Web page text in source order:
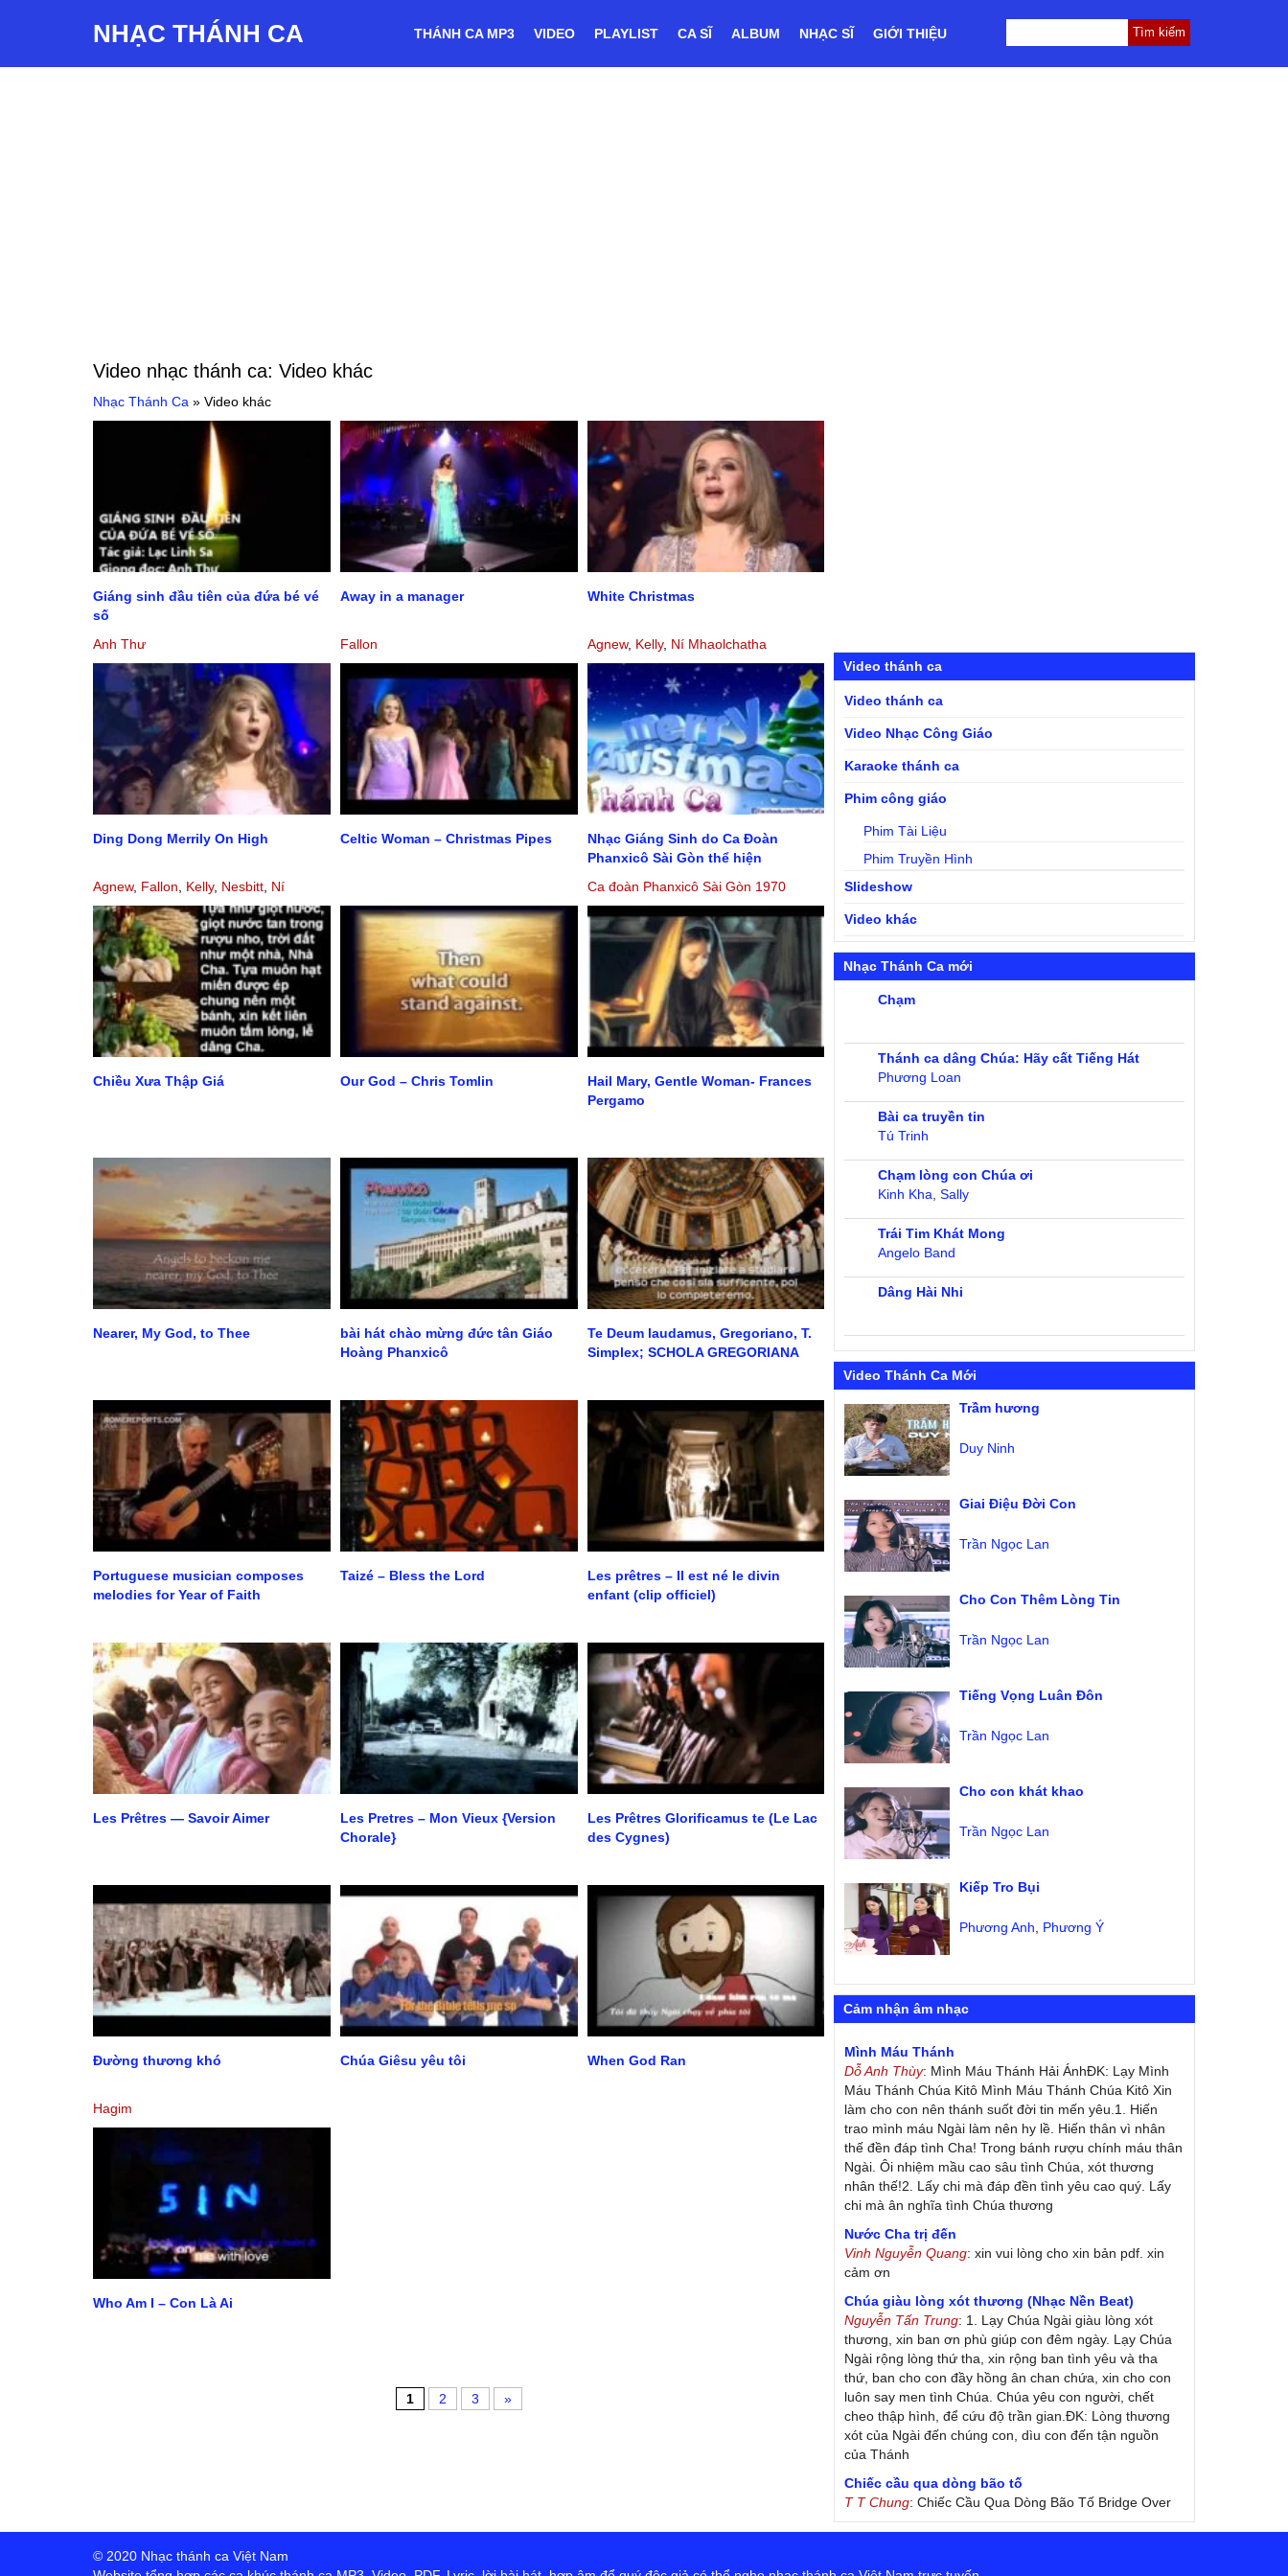
NHẠC THÁNH CA THÁNH CA MP3 VIDEO PLAYLIST CA SĨ ALBUM NHẠC SĨ GIỚI THIỆU
Video nhạc thánh ca: Video khác
Nhạc Thánh Ca » Video khác
Giáng sinh đầu tiên của đứa bé vé
số
Anh Thư
Away in a manager
Fallon
White Christmas
Agnew, Kelly, Ní Mhaolchatha
Ding Dong Merrily On High
Agnew, Fallon Kelly, Nesbitt Ní
Mhaolchatha
Celtic Woman – Christmas Pipes
Nhạc Giáng Sinh do Ca Đoàn
Phanxicô Sài Gòn thể hiện
Ca đoàn Phanxicô Sài Gòn 1970
Chiều Xưa Thập Giá Our God – Chris Tomlin
Hail Mary, Gentle Woman- Frances
Pergamo
Nearer, My God, to Thee
bài hát chào mừng đức tân Giáo
Hoàng Phanxicô
Te Deum laudamus, Gregoriano, T.
Simplex; SCHOLA GREGORIANA
Portuguese musician composes
melodies for Year of Faith
Taizé – Bless the Lord
Les prêtres – Il est né le divin
enfant (clip officiel)
Les Prêtres — Savoir Aimer
Les Pretres – Mon Vieux {Version
Chorale}
Les Prêtres Glorificamus te (Le Lac
des Cygnes)
Đường thương khó
Hagim
Chúa Giêsu yêu tôi When God Ran
Who Am I – Con Là Ai
1 2 3 »
Video thánh ca
Video thánh ca
Video Nhạc Công Giáo
Karaoke thánh ca
Phim công giáo
Phim Tài Liệu
Phim Truyền Hình
Slideshow
Video khác
Nhạc Thánh Ca mới
Chạm
Thánh ca dâng Chúa: Hãy cất Tiếng Hát
Phương Loan
Bài ca truyền tin
Tú Trinh
Chạm lòng con Chúa ơi
Kinh Kha ,Sally
Trái Tim Khát Mong
Angelo Band
Dâng Hài Nhi
Video Thánh Ca Mới
Trầm hương
Duy Ninh
Giai Điệu Đời Con
Trần Ngọc Lan
Cho Con Thêm Lòng Tin
Trần Ngọc Lan
Tiếng Vọng Luân Đôn
Trần Ngọc Lan
Cho con khát khao
Trần Ngọc Lan
Kiếp Tro Bụi
Phương Anh Phương Ý
Cảm nhận âm nhạc
Mình Máu Thánh
Dỗ Anh Thùy: Mình Máu Thánh Hải ÁnhĐK: Lạy Mình
Máu Thánh Chúa Kitô Mình Máu Thánh Chúa Kitô Xin
làm cho con nên thánh suốt đời tin mến yêu.1. Hiến
trao mình máu Ngài làm nên hy lề. Hiến thân vì nhân
thế đền đáp tình Cha! Trong bánh rượu chính máu thân
Ngài. Ôi nhiệm mầu cao sâu tình Chúa, xót thương
nhân thế!2. Lấy chi mà đáp đền tình yêu cao quý. Lấy
chi mà ân nghĩa tình Chúa thương
Nước Cha trị đến
Vinh Nguyễn Quang: xin vui lòng cho xin bản pdf. xin
cảm ơn
Chúa giàu lòng xót thương (Nhạc Nền Beat)
Nguyễn Tấn Trung: 1. Lạy Chúa Ngài giàu lòng xót
thương, xin ban ơn phù giúp con đêm ngày. Lạy Chúa
Ngài rộng lòng thứ tha, xin rộng ban tình yêu và tha
thứ, ban cho con đầy hồng ân chan chứa, xin cho con
luôn say men tình Chúa. Chúa yêu con người, chết
cheo thập hình, để cứu độ trần gian.ĐK: Lòng thương
xót của Ngài đến chúng con, dìu con đến tận nguồn
của Thánh
Chiếc cầu qua dòng bão tố
T T Chung: Chiếc Cầu Qua Dòng Bão Tố Bridge Over
Troubled Water by Simon & Garfunkel (Released
© 2020 Nhạc thánh ca Việt Nam